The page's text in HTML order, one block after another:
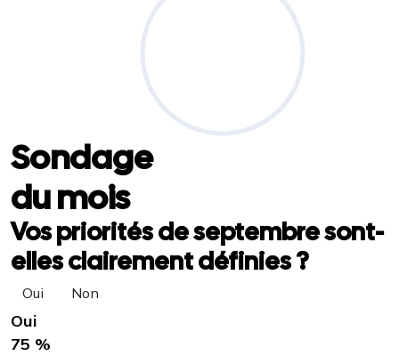
Sondage
du mois
Vos priorités de septembre sont-
elles clairement définies ?
Oui Non
Oui
75 %